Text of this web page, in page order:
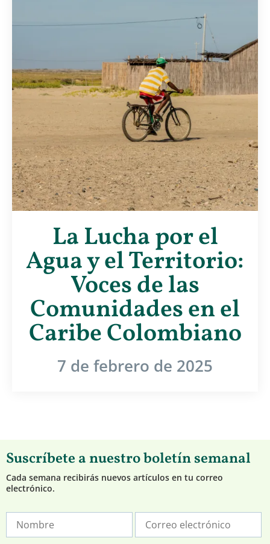
La Lucha por el
Agua y el Territorio:
Voces de las
Comunidades en el
Caribe Colombiano
7 de febrero de 2025
Suscríbete a nuestro boletín semanal
Cada semana recibirás nuevos artículos en tu correo
electrónico.